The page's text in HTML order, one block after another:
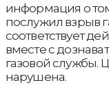
информация о
послужил взрыв
соответствует
вместе с
газовой службы.
нарушена.